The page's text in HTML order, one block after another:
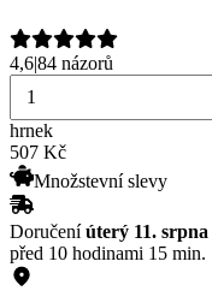
4,6|84 názorů
hrnek
507 Kč
Množstevní slevy
Doručeníúterý 11. srpna
před 10 hodinami 15 min.